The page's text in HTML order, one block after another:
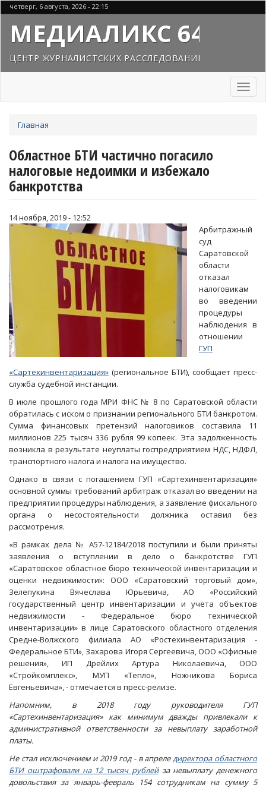
Перейти
к
основному
содержанию
четверг, 6 августа, 2026 - 22:15
МЕДИАЛИКС 64
ЦЕНТР ЖУРНАЛИСТСКИХ РАССЛЕДОВАНИЙ
Toggle
здесь
Главная
Областное БТИ частично погасило
налоговые недоимки и избежало
банкротства
14 ноября, 2019 - 12:52
Арбитражный
суд
Саратовской
области
отказал
налоговикам
во введении
процедуры
наблюдения в
отношении
ГУП
«Сартехинвентаризация» (региональное БТИ), сообщает пресс-
служба судебной инстанции.
В июле прошлого года МРИ ФНС № 8 по Саратовской области
обратилась с иском о признании регионального БТИ банкротом.
Сумма финансовых претензий налоговиков составила 11
миллионов 225 тысяч 336 рубля 99 копеек. Эта задолженность
возникла в результате неуплаты госпредприятием НДС, НДФЛ,
транспортного налога и налога на имущество.
Однако в связи с погашением ГУП «Сартехинвентаризация»
основной суммы требований арбитраж отказал во введении на
предприятии процедуры наблюдения, а заявление фискального
органа о несостоятельности должника оставил без
рассмотрения.
«В рамках дела № А57-12184/2018 поступили и были приняты
заявления о вступлении в дело о банкротстве ГУП
«Саратовское областное бюро технической инвентаризации и
оценки недвижимости»: ООО «Саратовский торговый дом»,
Зелепукина Вячеслава Юрьевича, АО «Российский
государственный центр инвентаризации и учета объектов
недвижимости - Федеральное бюро технической
инвентаризации» в лице Саратовского областного отделения
Средне-Волжского филиала АО «Ростехинвентаризация -
Федеральное БТИ», Захарова Игоря Сергеевича, ООО «Офисные
решения», ИП Дрейлих Артура Николаевича, ООО
«Стройкомплекс», МУП «Тепло», Ножникова Бориса
Евгеньевича», - отмечается в пресс-релизе.
Напомним, в 2018 году руководителя ГУП
«Сартехинвентаризация» как минимум дважды привлекали к
административной ответственности за невыплату заработной
платы.
Не стал исключением и 2019 год - в апреледиректора областного
БТИ оштрафовали на 12 тысяч рублейза невыплату денежного
довольствия за январь-февраль 154 сотрудникам на сумму 5